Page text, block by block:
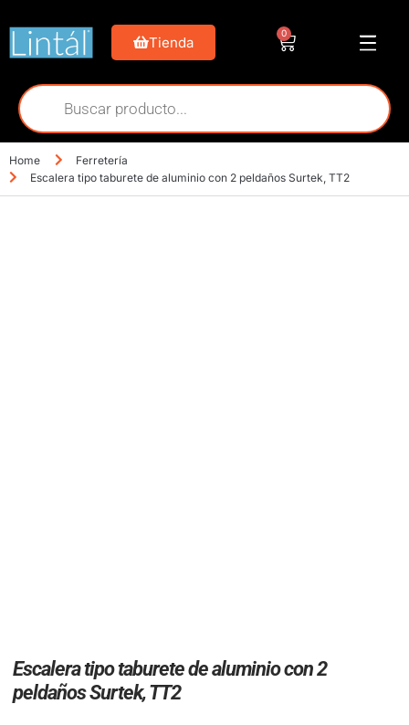
Tienda
0
Home
Ferretería
Escalera tipo taburete de aluminio con 2 peldaños Surtek, TT2
Escalera tipo taburete de aluminio con 2
peldaños Surtek, TT2